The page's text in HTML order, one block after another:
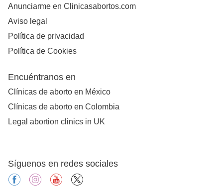
Anunciarme en Clinicasabortos.com
Aviso legal
Política de privacidad
Política de Cookies
Encuéntranos en
Clínicas de aborto en México
Clínicas de aborto en Colombia
Legal abortion clinics in UK
Síguenos en redes sociales
facebookinstagramyoutube